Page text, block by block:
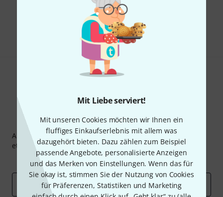
Mit Liebe serviert!
Mit unseren Cookies möchten wir Ihnen ein
fluffiges Einkaufserlebnis mit allem was
dazugehört bieten. Dazu zählen zum Beispiel
passende Angebote, personalisierte Anzeigen
und das Merken von Einstellungen. Wenn das für
Sie okay ist, stimmen Sie der Nutzung von Cookies
für Präferenzen, Statistiken und Marketing
Gefällt Ihnen, was Sie sehen?
Teilen Hilfe & Feedback
Thomann Newsletter
Abonniere den Thomann Newsletter und gewinne mit
etwas Glück einen von50 Gutscheinenüber jeweils
Inspirierende Beiträge
Deals Thomann Insights
E-Mail-Adresse*